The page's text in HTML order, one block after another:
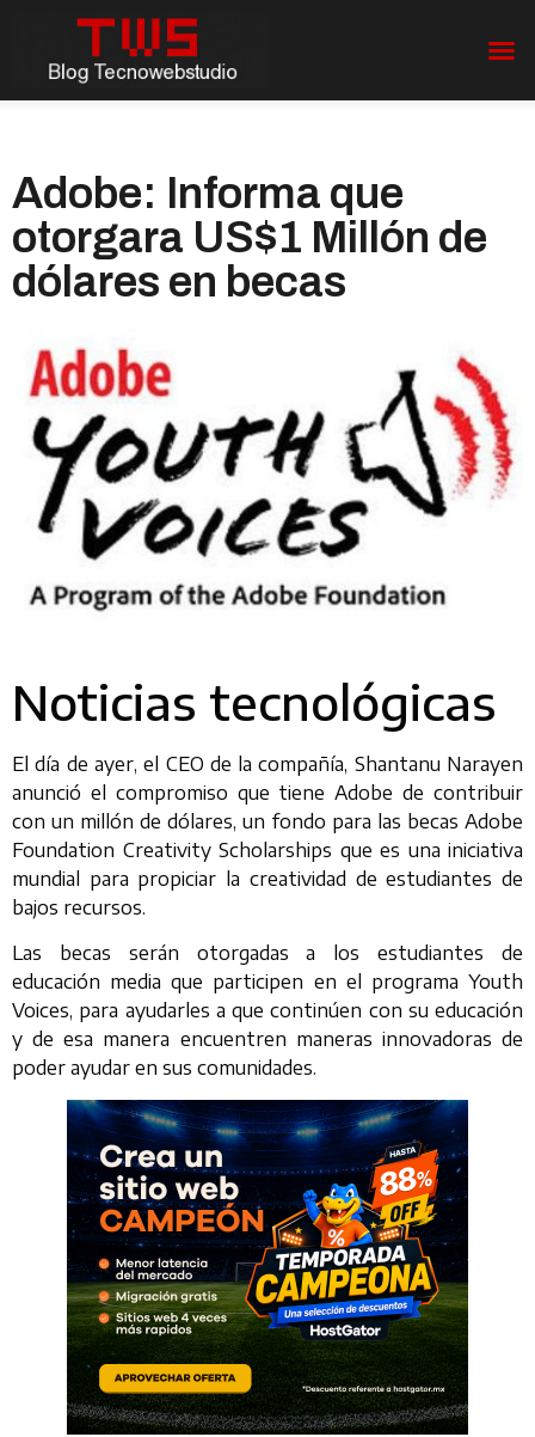
Adobe: Informa que
otorgara US$1 Millón de
dólares en becas
Noticias tecnológicas
El día de ayer, el CEO de la compañía, Shantanu Narayen
anunció el compromiso que tiene Adobe de contribuir
con un millón de dólares, un fondo para las becas Adobe
Foundation Creativity Scholarships que es una iniciativa
mundial para propiciar la creatividad de estudiantes de
bajos recursos.
Las becas serán otorgadas a los estudiantes de
educación media que participen en el programa Youth
Voices, para ayudarles a que continúen con su educación
y de esa manera encuentren maneras innovadoras de
poder ayudar en sus comunidades.